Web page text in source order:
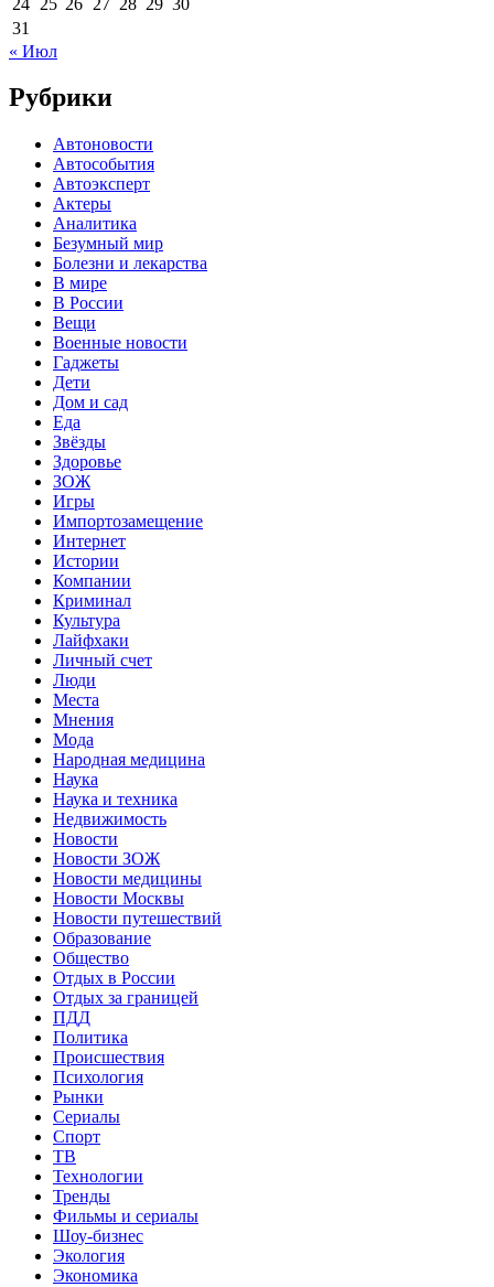
31
« Июл
Рубрики
Автоновости
Автособытия
Автоэксперт
Актеры
Аналитика
Безумный мир
Болезни и лекарства
В мире
В России
Вещи
Военные новости
Гаджеты
Дети
Дом и сад
Еда
Звёзды
Здоровье
ЗОЖ
Игры
Импортозамещение
Интернет
Истории
Компании
Криминал
Культура
Лайфхаки
Личный счет
Люди
Места
Мнения
Мода
Народная медицина
Наука
Наука и техника
Недвижимость
Новости
Новости ЗОЖ
Новости медицины
Новости Москвы
Новости путешествий
Образование
Общество
Отдых в России
Отдых за границей
ПДД
Политика
Происшествия
Психология
Рынки
Сериалы
Спорт
ТВ
Технологии
Тренды
Фильмы и сериалы
Шоу-бизнес
Экология
Экономика